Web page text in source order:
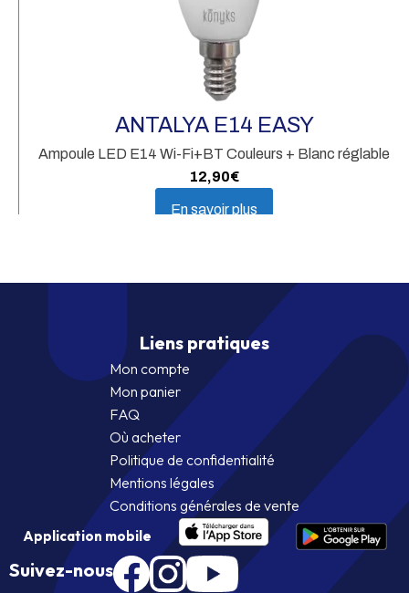
ANTALYA E14 EASY
Ampoule LED E14 Wi-Fi+BT Couleurs + Blanc réglable
12,90€
En savoir plus
Liens pratiques
Mon compte
Mon panier
FAQ
Où acheter
Politique de confidentialité
Mentions légales
Conditions générales de vente
Application mobile
Suivez-nous